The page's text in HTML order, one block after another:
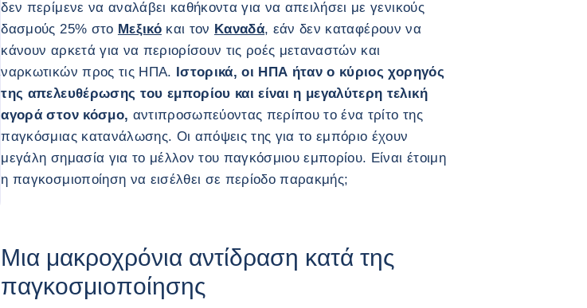
δεν περίμενε να αναλάβει καθήκοντα για να απειλήσει με γενικούς
δασμούς 25% στο Μεξικόκαι τον Καναδά, εάν δεν καταφέρουν να
κάνουν αρκετά για να περιορίσουν τις ροές μεταναστών και
ναρκωτικών προς τις ΗΠΑ. Ιστορικά, οι ΗΠΑ ήταν ο κύριος χορηγός
της απελευθέρωσης του εμπορίου και είναι η μεγαλύτερη τελική
αγορά στον κόσμο, αντιπροσωπεύοντας περίπου το ένα τρίτο της
παγκόσμιας κατανάλωσης. Οι απόψεις της για το εμπόριο έχουν
μεγάλη σημασία για το μέλλον του παγκόσμιου εμπορίου. Είναι έτοιμη
η παγκοσμιοποίηση να εισέλθει σε περίοδο παρακμής;
Μια μακροχρόνια αντίδραση κατά της
παγκοσμιοποίησης